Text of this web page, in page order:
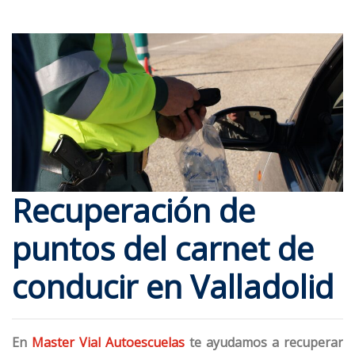
Recuperación de
puntos del carnet de
conducir en Valladolid
En Master Vial Autoescuelas te ayudamos a recuperar